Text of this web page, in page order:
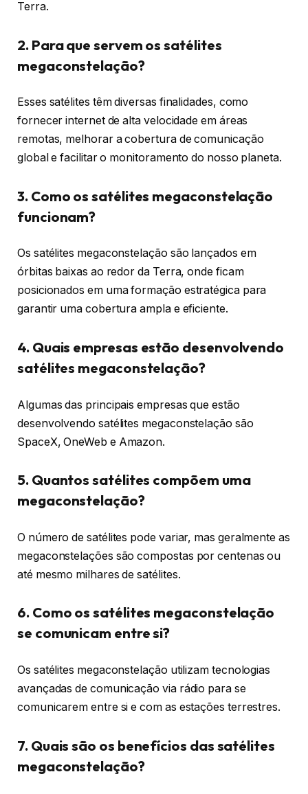
Terra.
2. Para que servem os satélites
megaconstelação?
Esses satélites têm diversas finalidades, como
fornecer internet de alta velocidade em áreas
remotas, melhorar a cobertura de comunicação
global e facilitar o monitoramento do nosso planeta.
3. Como os satélites megaconstelação
funcionam?
Os satélites megaconstelação são lançados em
órbitas baixas ao redor da Terra, onde ficam
posicionados em uma formação estratégica para
garantir uma cobertura ampla e eficiente.
4. Quais empresas estão desenvolvendo
satélites megaconstelação?
Algumas das principais empresas que estão
desenvolvendo satélites megaconstelação são
SpaceX, OneWeb e Amazon.
5. Quantos satélites compõem uma
megaconstelação?
O número de satélites pode variar, mas geralmente as
megaconstelações são compostas por centenas ou
até mesmo milhares de satélites.
6. Como os satélites megaconstelação
se comunicam entre si?
Os satélites megaconstelação utilizam tecnologias
avançadas de comunicação via rádio para se
comunicarem entre si e com as estações terrestres.
7. Quais são os benefícios das satélites
megaconstelação?